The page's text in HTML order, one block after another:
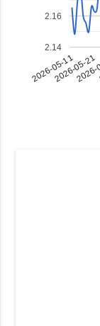
2026-05-112026-05-21
2.14
2.16